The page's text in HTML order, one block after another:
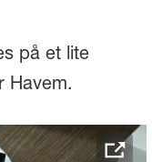
på et lite
Havem.